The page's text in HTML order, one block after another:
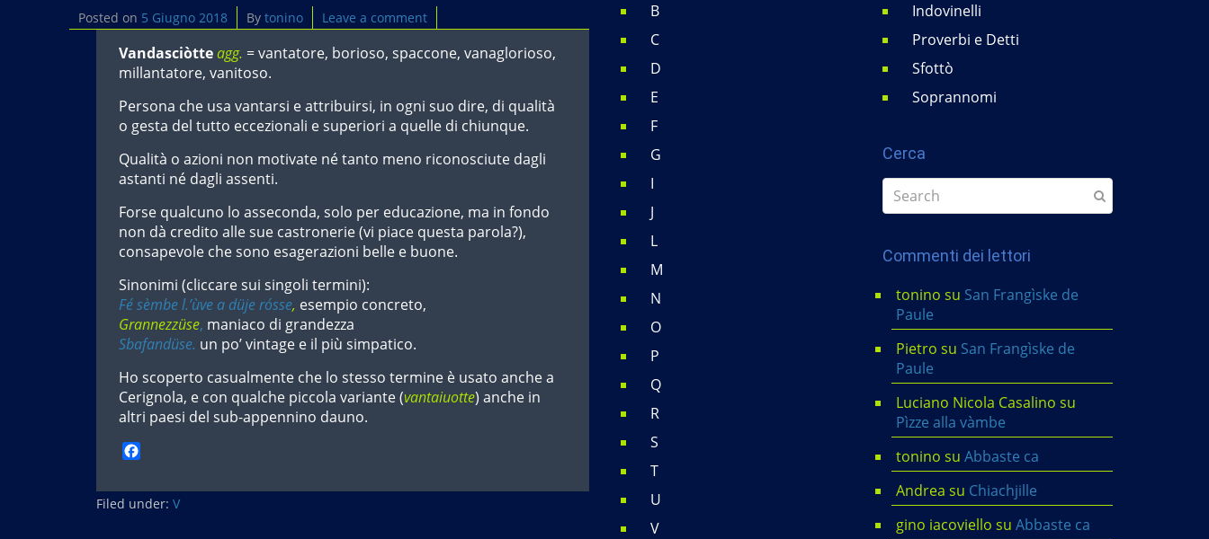
Posted on 5 Giugno 2018 By tonino Leave a comment
Vandasciòtteagg. = vantatore, borioso, spaccone, vanaglorioso,
millantatore, vanitoso.
Persona che usa vantarsi e attribuirsi, in ogni suo dire, di qualità
o gesta del tutto eccezionali e superiori a quelle di chiunque.
Qualità o azioni non motivate né tanto meno riconosciute dagli
astanti né dagli assenti.
Forse qualcuno lo asseconda, solo per educazione, ma in fondo
non dà credito alle sue castronerie (vi piace questa parola?),
consapevole che sono esagerazioni belle e buone.
Sinonimi (cliccare sui singoli termini):
Fé sèmbe l.’ùve a düje rósse, esempio concreto,
Grannezzüse, maniaco di grandezza
Sbafandüse. un po’ vintage e il più simpatico.
Ho scoperto casualmente che lo stesso termine è usato anche a
Cerignola, e con qualche piccola variante (vantaiuotte) anche in
altri paesi del sub-appennino dauno.
c
e
Filed under: V
B
C
D
E
F
G
I
J
L
M
N
O
P
Q
R
S
T
U
V
Indovinelli
Proverbi e Detti
Sfottò
Soprannomi
Cerca
Commenti dei lettori
tonino su San Frangìske de
Paule
Pietro su San Frangìske de
Paule
Luciano Nicola Casalino su
Pìzze alla vàmbe
tonino su Abbaste ca
Andrea su Chiachjille
gino iacoviello su Abbaste ca